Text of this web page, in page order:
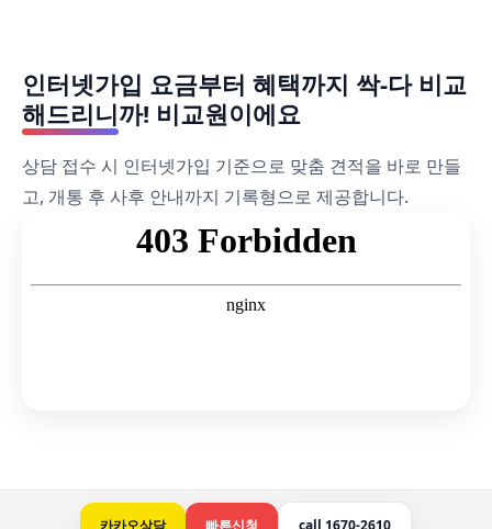
인터넷가입 요금부터 혜택까지 싹-다 비교
해드리니까! 비교원이에요
상담 접수 시 인터넷가입 기준으로 맞춤 견적을 바로 만들
고, 개통 후 사후 안내까지 기록형으로 제공합니다.
카카오상담 빠른신청 call 1670-2610